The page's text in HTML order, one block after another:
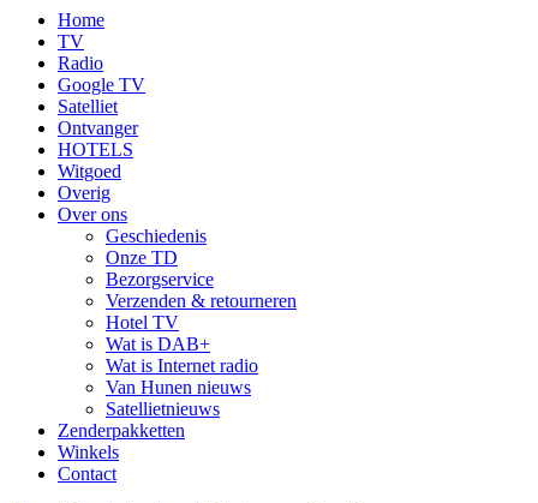
Home
TV
Radio
Google TV
Satelliet
Ontvanger
HOTELS
Witgoed
Overig
Over ons
Geschiedenis
Onze TD
Bezorgservice
Verzenden & retourneren
Hotel TV
Wat is DAB+
Wat is Internet radio
Van Hunen nieuws
Satellietnieuws
Zenderpakketten
Winkels
Contact